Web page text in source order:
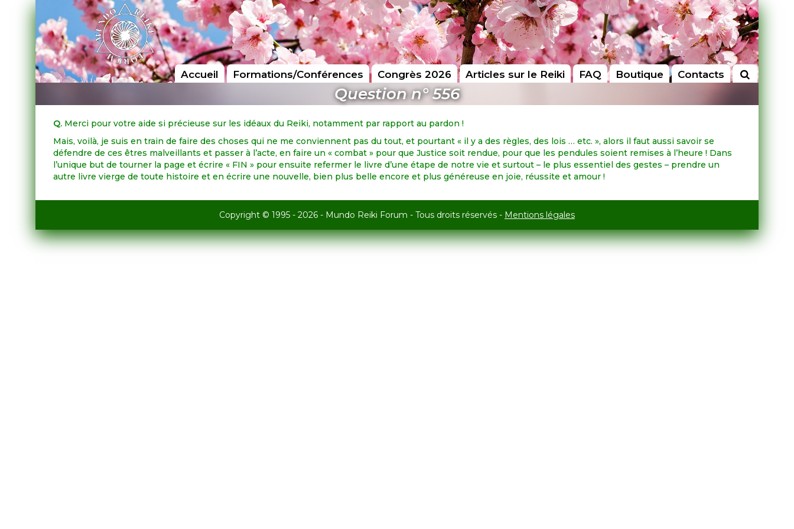
Accueil Formations/Conférences Congrès 2026 Articles sur le Reiki FAQ Boutique Contacts
Question n° 556
Q. Merci pour votre aide si précieuse sur les idéaux du Reiki, notamment par rapport au pardon !
Mais, voilà, je suis en train de faire des choses qui ne me conviennent pas du tout, et pourtant « il y a des règles, des lois … etc. », alors il faut aussi savoir se
défendre de ces êtres malveillants et passer à l’acte, en faire un « combat » pour que Justice soit rendue, pour que les pendules soient remises à l’heure ! Dans
l’unique but de tourner la page et écrire « FIN » pour ensuite refermer le livre d’une étape de notre vie et surtout – le plus essentiel des gestes – prendre un
autre livre vierge de toute histoire et en écrire une nouvelle, bien plus belle encore et plus généreuse en joie, réussite et amour !
Copyright © 1995 - 2026 - Mundo Reiki Forum - Tous droits réservés - Mentions légales